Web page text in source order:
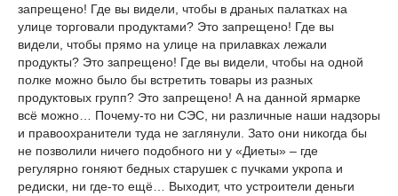
запрещено! Где вы видели, чтобы в драных палатках на
улице торговали продуктами? Это запрещено! Где вы
видели, чтобы прямо на улице на прилавках лежали
продукты? Это запрещено! Где вы видели, чтобы на одной
полке можно было бы встретить товары из разных
продуктовых групп? Это запрещено! А на данной ярмарке
всё можно… Почему-то ни СЭС, ни различные наши надзоры
и правоохранители туда не заглянули. Зато они никогда бы
не позволили ничего подобного ни у «Диеты» – где
регулярно гоняют бедных старушек с пучками укропа и
редиски, ни где-то ещё… Выходит, что устроители деньги